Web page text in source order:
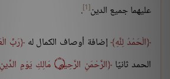
عليهما جميع الدين[1]
.
الْحَمْدُ لِلَّهِ إضافة أوصاف الكمال له رَبِّ
الحمد ثانيًا الرَّحْمَنِ الرَّحِيمِ ۝ مَالِكِ يَوْمِ الدِّينِ